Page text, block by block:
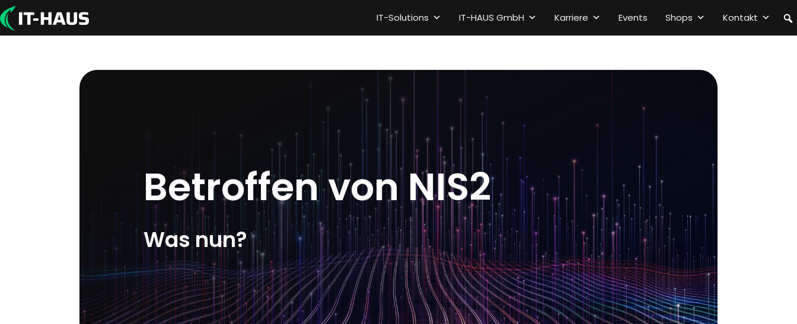
IT-Solutions IT-HAUS GmbH Karriere Events Shops Kontakt
Betroffen von NIS2
Was nun?